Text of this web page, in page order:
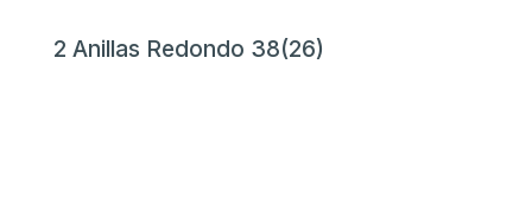
2 Anillas Redondo 38(26)